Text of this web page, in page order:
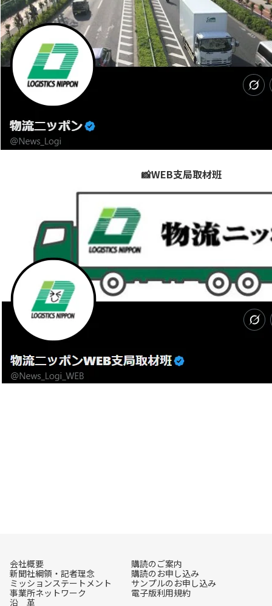
📸WEB支局取材班
会社概要
新聞社綱領・記者理念
ミッションステートメント
事業所ネットワーク
沿 革
購読のご案内
購読のお申し込み
サンプルのお申し込み
電子版利用規約